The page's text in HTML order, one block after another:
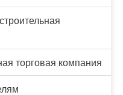
торговая компания